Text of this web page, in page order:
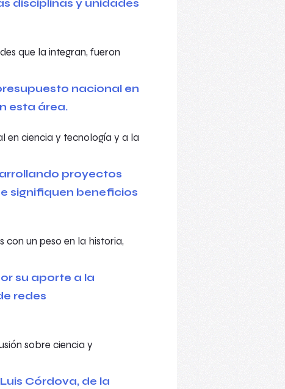
que la integran, fueron
en ciencia y tecnología y a la
un peso en la historia,
sobre ciencia y